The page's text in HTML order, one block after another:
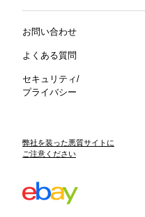
お問い合わせ
よくある質問
セキュリティ/
プライバシー
弊社を装った悪質サイトに
ご注意ください